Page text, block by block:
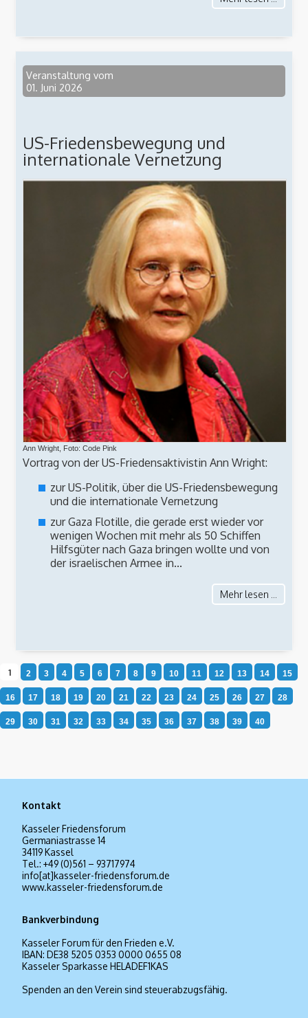
Veranstaltung vom
01. Juni 2026
US-Friedensbewegung und
internationale Vernetzung
Ann Wright, Foto: Code Pink
Vortrag von der US-Friedensaktivistin Ann Wright:
zur US-Politik, über die US-Friedensbewegung
und die internationale Vernetzung
zur Gaza Flotille, die gerade erst wieder vor
wenigen Wochen mit mehr als 50 Schiffen
Hilfsgüter nach Gaza bringen wollte und von
der israelischen Armee in...
Mehr lesen ...
1
Kontakt
Kasseler Friedensforum
Germaniastrasse 14
34119 Kassel
Tel.: +49 (0)561 – 93717974
info[at]kasseler-friedensforum.de
www.kasseler-friedensforum.de
Bankverbindung
Kasseler Forum für den Frieden e.V.
IBAN: DE38 5205 0353 0000 0655 08
Kasseler Sparkasse HELADEF1KAS
Spenden an den Verein sind steuerabzugsfähig.